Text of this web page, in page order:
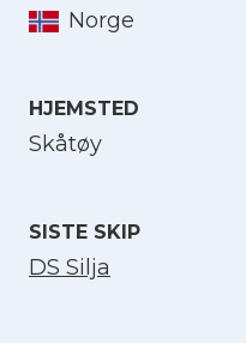
Norge
HJEMSTED
Skåtøy
SISTE SKIP
DS Silja
Velg språk
Norsk bokmål